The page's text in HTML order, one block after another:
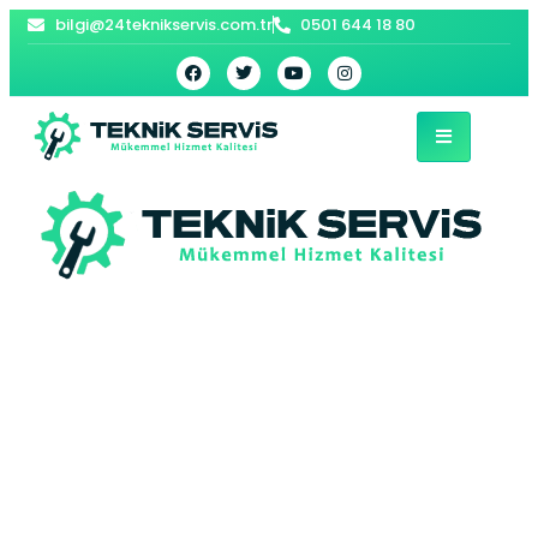
bilgi@24teknikservis.com.tr 0501 644 18 80